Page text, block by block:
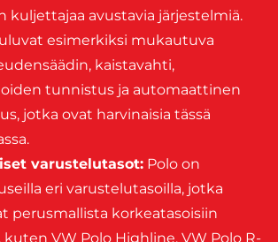
kuljettajaa avustavia järjestelmiä.
esimerkiksi mukautuva
kaistavahti,
tunnistus ja automaattinen
jotka ovat harvinaisia tässä
varustelutasot: Polo on
eri varustelutasoilla, jotka
perusmallista korkeatasoisiin
kuten VW Polo Highline, VW Polo R-